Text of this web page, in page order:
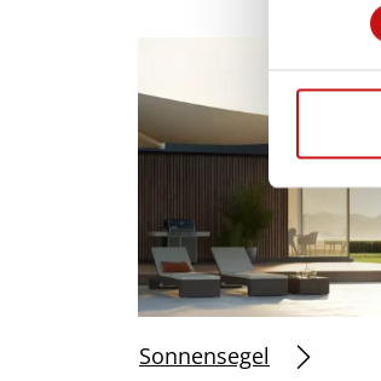
l
i
g
u
g
s
a
Sonnensegel